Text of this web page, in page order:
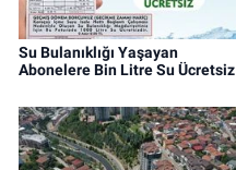
Su Bulanıklığı Yaşayan
Abonelere Bin Litre Su Ücretsiz